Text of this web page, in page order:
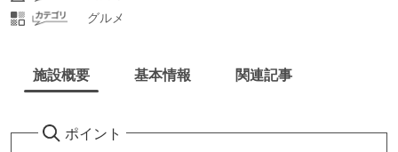
グルメ
施設概要 基本情報 関連記事
ポイント